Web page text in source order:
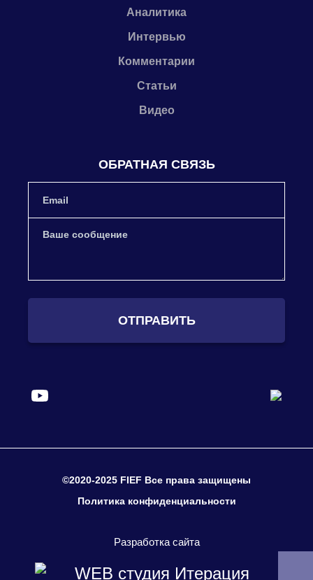
Аналитика
Интервью
Комментарии
Статьи
Видео
ОБРАТНАЯ СВЯЗЬ
ОТПРАВИТЬ
©2020-2025 FIEF Все права защищены
Политика конфиденциальности
Разработка сайта